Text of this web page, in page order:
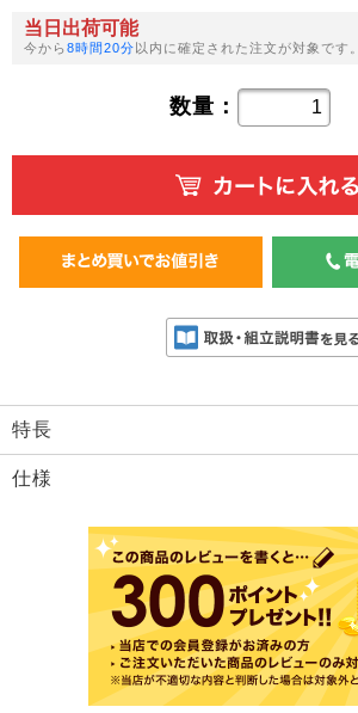
当日出荷可能
今から8時間20分以内に確定された注文が対象です。
数量：
特長
仕様